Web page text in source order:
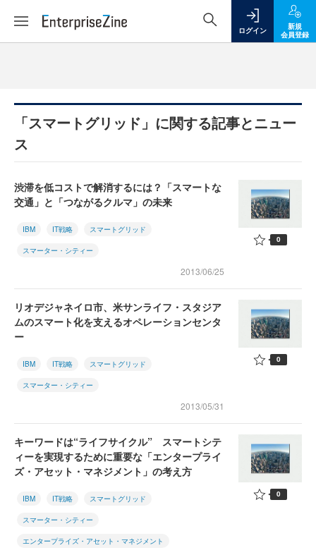
ログイン
新規
会員登録
「スマートグリッド」に関する記事とニュー
ス
渋滞を低コストで解消するには？「スマートな
交通」と「つながるクルマ」の未来
IBM IT戦略 スマートグリッド
スマーター・シティー
2013/06/25
0
リオデジャネイロ市、米サンライフ・スタジア
ムのスマート化を支えるオペレーションセンタ
ー
IBM IT戦略 スマートグリッド
スマーター・シティー
2013/05/31
0
キーワードは“ライフサイクル” スマートシテ
ィーを実現するために重要な「エンタープライ
ズ・アセット・マネジメント」の考え方
IBM IT戦略 スマートグリッド
スマーター・シティー
エンタープライズ・アセット・マネジメント
0